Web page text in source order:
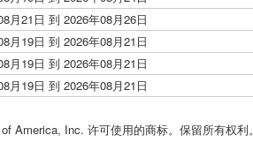
月21日 到 2026年08月26日
月19日 到 2026年08月21日
月19日 到 2026年08月21日
月19日 到 2026年08月21日
America, Inc. 许可使用的商标。保留所有权利。